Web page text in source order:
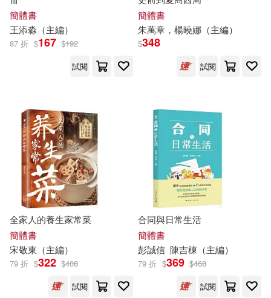
高曉春（主編）(25) あし(24)
僑務委員會(24)
劉曄（主編）(24)
周連傑（主編）(24)
拾月（主編）(24)
本書編寫組(24)
華東師範大學出版社(200)
人民出版社(185)
中國建築工業出版社(178)
江西教育出版社(177)
大連理工大學出版社(169)
西安交通大學出版社(165)
簡體書
王添淼（主編）
87 折 $167 $192
試閱
簡體書
朱萬章，楊曉娜（主編）
$348
試閱
全家人的養生家常菜
簡體書
宋敬東（主編）
79 折 $322 $408
試閱
合同與日常生活
簡體書
彭誠信 陳吉棟（主編）
79 折 $369 $468
試閱